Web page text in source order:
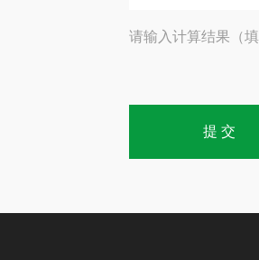
请输入计算结果（